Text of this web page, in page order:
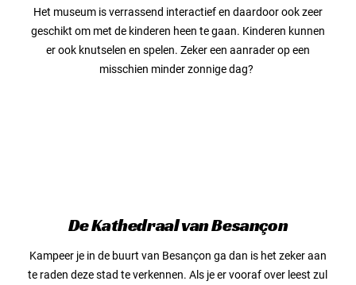
Het museum is verrassend interactief en daardoor ook zeer
geschikt om met de kinderen heen te gaan. Kinderen kunnen
er ook knutselen en spelen. Zeker een aanrader op een
misschien minder zonnige dag?
De Kathedraal van Besançon
Kampeer je in de buurt van Besançon ga dan is het zeker aan
te raden deze stad te verkennen. Als je er vooraf over leest zul